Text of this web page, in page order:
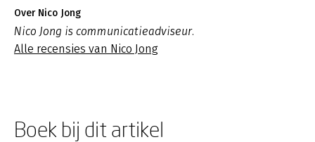
Over Nico Jong
Nico Jong is communicatieadviseur.
Alle recensies van Nico Jong
Boek bij dit artikel